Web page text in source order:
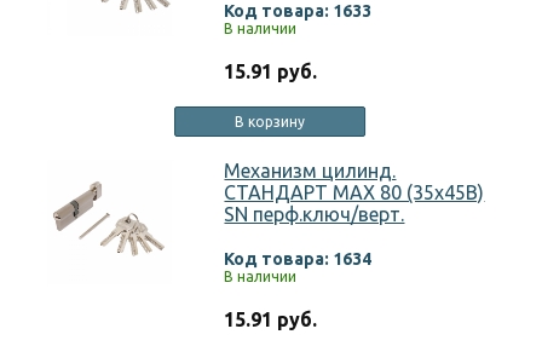
Код товара: 1633
В наличии
15.91 руб.
В корзину
Механизм цилинд.
СТАНДАРТ MAX 80 (35х45В)
SN перф.ключ/верт.
Код товара: 1634
В наличии
15.91 руб.